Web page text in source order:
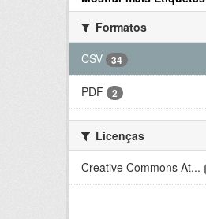
Formatos
CSV
34
PDF 2
Licenças
Creative Commons At...